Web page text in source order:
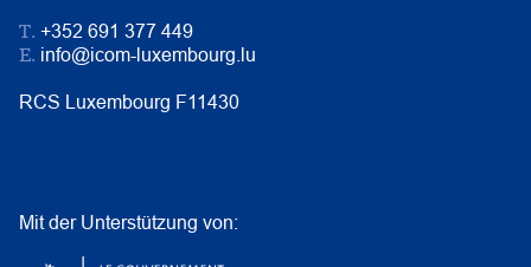
T. +352 691 377 449
E. info@icom-luxembourg.lu
RCS Luxembourg F11430
Mit der Unterstützung von: